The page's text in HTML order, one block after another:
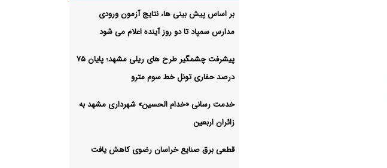
بر اساس پیش بینی ها، نتایج آزمون ورودی
مدارس سمپاد تا دو روز آینده اعلام می شود
پیشرفت چشمگیر طرح های ریلی مشهد؛ پایان ۷۵
درصد حفاری تونل خط سوم مترو
خدمت رسانی «خدام الحسین» شهرداری مشهد به
زائران اربعین
قطعی برق صنایع خراسان رضوی کاهش یافت